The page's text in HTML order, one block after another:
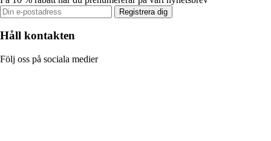
Registrera dig
Håll kontakten
Följ oss på sociala medier